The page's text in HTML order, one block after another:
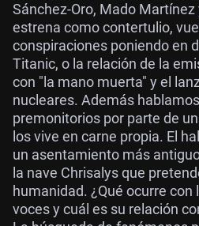
Sánchez-Oro, Mado
estrena como contertulio,
conspiraciones poniendo en
Titanic, o la relación de la
con "la mano muerta" y el
nucleares. Además
premonitorios por parte de
los vive en carne propia. El
un asentamiento más
la nave Chrisalys que
humanidad. ¿Qué ocurre
voces y cuál es su relación